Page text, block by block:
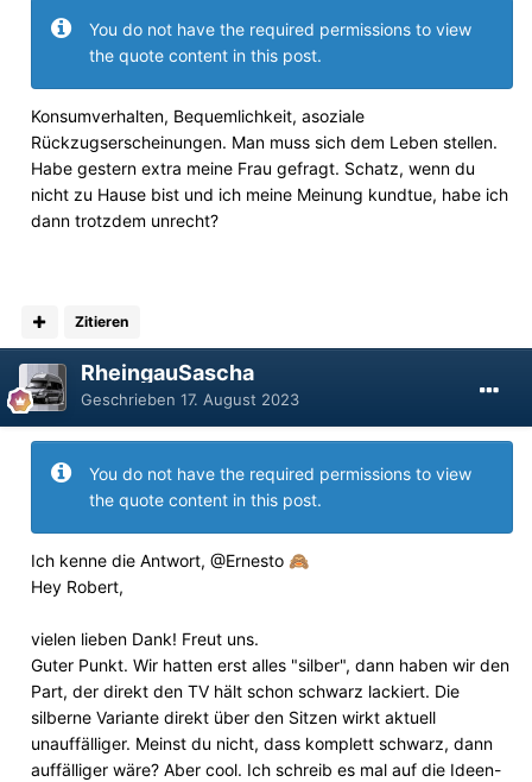
You do not have the required permissions to view
the quote content in this post.
Konsumverhalten, Bequemlichkeit, asoziale
Rückzugserscheinungen. Man muss sich dem Leben stellen.
Habe gestern extra meine Frau gefragt. Schatz, wenn du
nicht zu Hause bist und ich meine Meinung kundtue, habe ich
dann trotzdem unrecht?
Zitieren
RheingauSascha
Geschrieben 17. August 2023
You do not have the required permissions to view
the quote content in this post.
Ich kenne die Antwort, @Ernesto 🙈
Hey Robert,
vielen lieben Dank! Freut uns.
Guter Punkt. Wir hatten erst alles "silber", dann haben wir den
Part, der direkt den TV hält schon schwarz lackiert. Die
silberne Variante direkt über den Sitzen wirkt aktuell
unauffälliger. Meinst du nicht, dass komplett schwarz, dann
auffälliger wäre? Aber cool. Ich schreib es mal auf die Ideen-